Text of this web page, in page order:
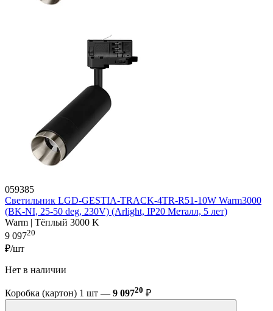
059385
Светильник LGD-GESTIA-TRACK-4TR-R51-10W Warm3000
(BK-NI, 25-50 deg, 230V) (Arlight, IP20 Металл, 5 лет)
Warm | Тёплый 3000 K
9 09720
₽/шт
Нет в наличии
Коробка (картон) 1 шт — 9 09720 ₽